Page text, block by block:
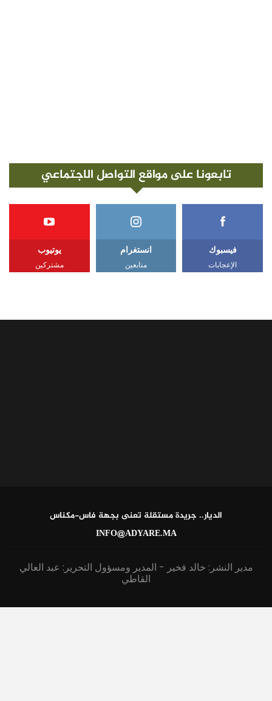
تابعونا على مواقع التواصل الاجتماعي
فيسبوك
الإعجابات
انستغرام
متابعين
يوتيوب
مشتركين
الديار.. جريدة مستقلة تعنى بجهة فاس-مكناس
INFO@ADYARE.MA
مدير النشر: خالد فخير - المدير ومسؤول التحرير: عبد العالي
القاطي